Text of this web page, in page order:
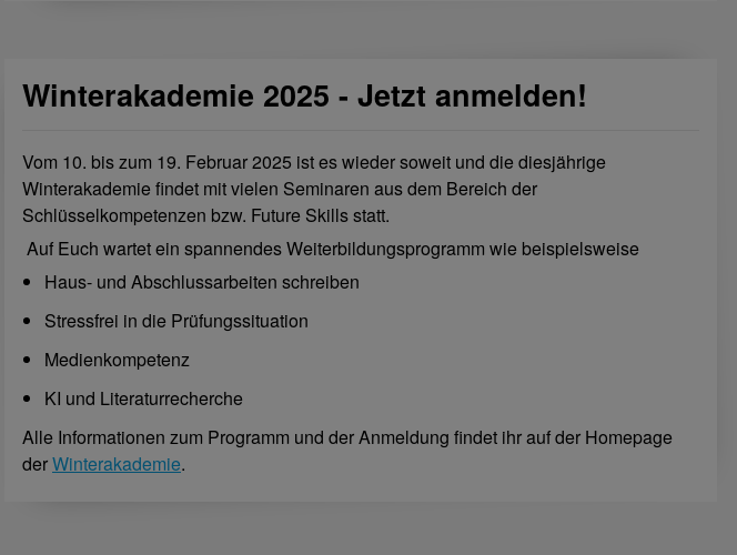
Winterakademie 2025 - Jetzt anmelden!
Vom 10. bis zum 19. Februar 2025 ist es wieder soweit und die diesjährige
Winterakademie findet mit vielen Seminaren aus dem Bereich der
Schlüsselkompetenzen bzw. Future Skills statt.
Auf Euch wartet ein spannendes Weiterbildungsprogramm wie beispielsweise
Haus- und Abschlussarbeiten schreiben
Stressfrei in die Prüfungssituation
Medienkompetenz
KI und Literaturrecherche
Alle Informationen zum Programm und der Anmeldung findet ihr auf der Homepage
derWinterakademie.